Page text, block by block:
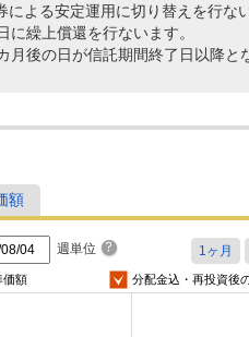
による安定運用に切り替えを行な
に繰上償還を行ないます。
後の日が信託期間終了日以降と
額
週単位
価額 分配金込・再投資後